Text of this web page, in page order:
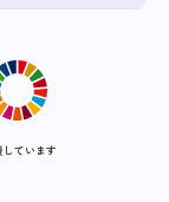
しています